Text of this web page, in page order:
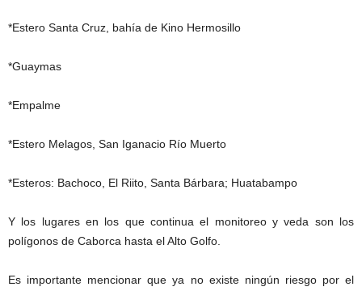
*Estero Santa Cruz, bahía de Kino Hermosillo
*Guaymas
*Empalme
*Estero Melagos, San Iganacio Río Muerto
*Esteros: Bachoco, El Riito, Santa Bárbara; Huatabampo
Y los lugares en los que continua el monitoreo y veda son los
polígonos de Caborca hasta el Alto Golfo.
Es importante mencionar que ya no existe ningún riesgo por el